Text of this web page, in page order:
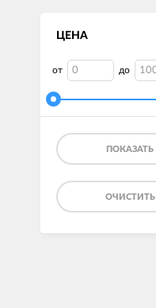
ЦЕНА
от до
ПОКАЗАТЬ
ОЧИСТИТЬ